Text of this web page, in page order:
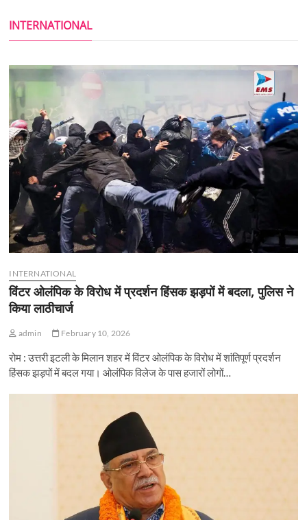
INTERNATIONAL
INTERNATIONAL
विंटर ओलंपिक के विरोध में प्रदर्शन हिंसक झड़पों में बदला, पुलिस ने
किया लाठीचार्ज
admin February 10, 2026
रोम : उत्तरी इटली के मिलान शहर में विंटर ओलंपिक के विरोध में शांतिपूर्ण प्रदर्शन
हिंसक झड़पों में बदल गया। ओलंपिक विलेज के पास हजारों लोगों…